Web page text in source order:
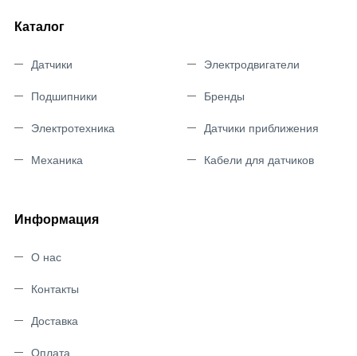
Каталог
Датчики
Подшипники
Электротехника
Механика
Электродвигатели
Бренды
Датчики приближения
Кабели для датчиков
Информация
О нас
Контакты
Доставка
Оплата